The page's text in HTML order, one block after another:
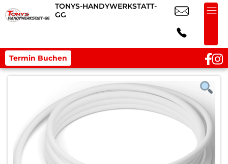
TONYS-HANDYWERKSTATT-
GG
Termin Buchen